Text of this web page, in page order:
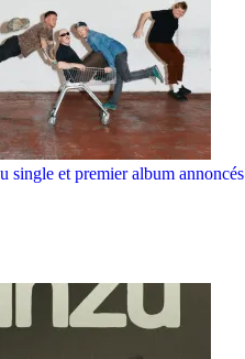
et premier album annoncés